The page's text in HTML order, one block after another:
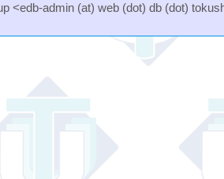
<edb-admin (at) web (dot) db (dot)